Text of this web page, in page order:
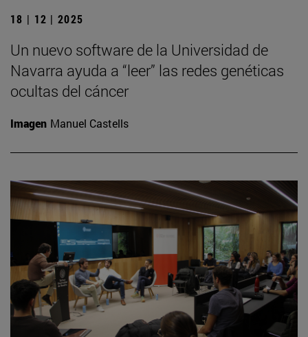
18 | 12 | 2025
Un nuevo software de la Universidad de
Navarra ayuda a “leer” las redes genéticas
ocultas del cáncer
Imagen Manuel Castells